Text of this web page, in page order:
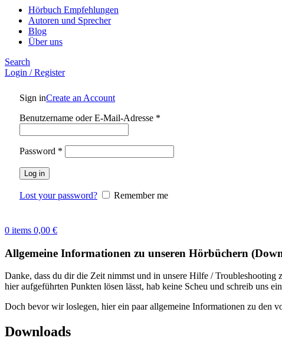
Hörbuch Empfehlungen
Autoren und Sprecher
Blog
Über uns
Search
Login / Register
Sign inCreate an Account
Benutzername oder E-Mail-Adresse *
Password *
Log in
Lost your password? Remember me
0 items 0,00 €
Allgemeine Informationen zu unseren Hörbüchern
Danke, dass du dir die Zeit nimmst und in unsere Hilfe /
hier aufgeführten Punkten lösen lässt, hab keine Scheu und schreib uns
Doch bevor wir loslegen, hier ein paar allgemeine Informationen zu den
Downloads